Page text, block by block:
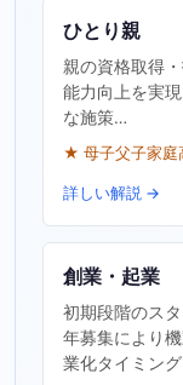
ひとり親
親の資格取得
能力向上を実
な施策…
★ 母子父子家庭
詳しい解説 →
創業・起業
初期段階のス
年募集により
業化タイミン